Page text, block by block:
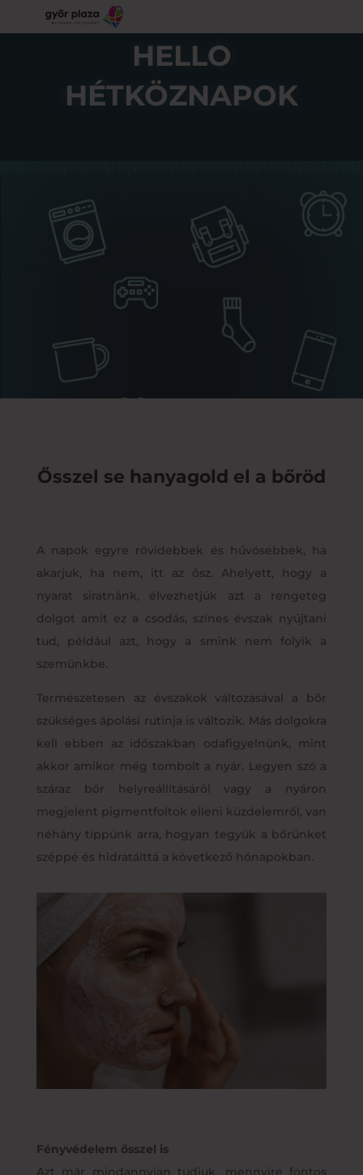
HELLO
HÉTKÖZNAPOK
Ősszel se hanyagold el a bőröd
A napok egyre rövidebbek és hűvösebbek, ha
akarjuk, ha nem, itt az ősz. Ahelyett, hogy a
nyarat siratnánk, élvezhetjük azt a rengeteg
dolgot amit ez a csodás, színes évszak nyújtani
tud, például azt, hogy a smink nem folyik a
szemünkbe.
Természetesen az évszakok változásával a bőr
szükséges ápolási rutinja is változik. Más dolgokra
kell ebben az időszakban odafigyelnünk, mint
akkor amikor még tombolt a nyár. Legyen szó a
száraz bőr helyreállításáról vagy a nyáron
megjelent pigmentfoltok elleni küzdelemről, van
néhány tippünk arra, hogyan tegyük a bőrünket
széppé és hidratálttá a következő hónapokban.
Fényvédelem ősszel is
Azt már mindannyian tudjuk, mennyire fontos